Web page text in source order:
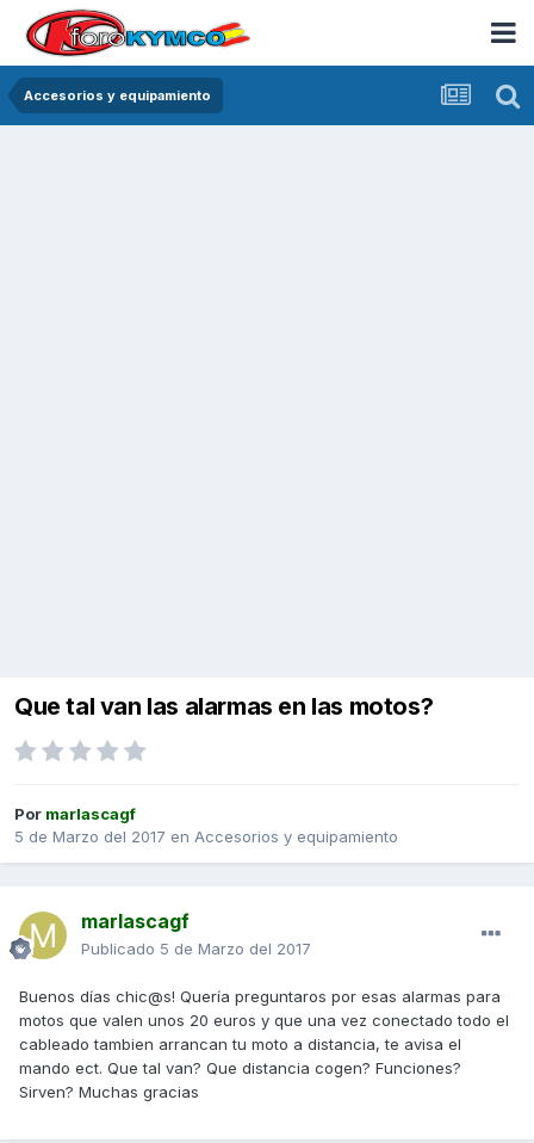
Accesorios y equipamiento
Que tal van las alarmas en las motos?
Por marlascagf
5 de Marzo del 2017 en Accesorios y equipamiento
marlascagf
Publicado 5 de Marzo del 2017
Buenos días chic@s! Quería preguntaros por esas alarmas para
motos que valen unos 20 euros y que una vez conectado todo el
cableado tambien arrancan tu moto a distancia, te avisa el
mando ect. Que tal van? Que distancia cogen? Funciones?
Sirven? Muchas gracias